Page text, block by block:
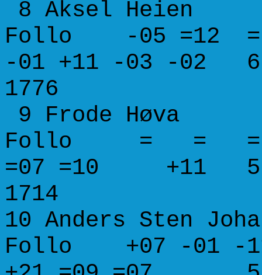
8 Aksel
Follo -05 =12 = -
-01 +11 -03 -02
1776
9 Frode
Follo = = =
=07 =10 +11
1714
10 Anders Sten
Follo +07 -01 -11